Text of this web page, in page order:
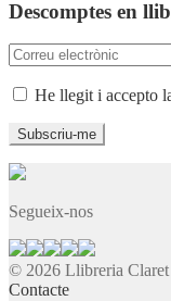
Descomptes en
He llegit i accepto
Segueix-nos
© 2026 Llibreria Claret
Contacte